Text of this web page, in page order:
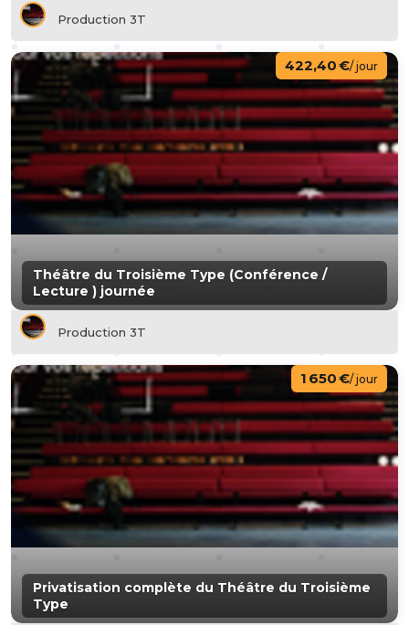
Production 3T
Théâtre du Troisième Type (Conférence /
Lecture ) journée
422,40 €/ jour
Production 3T
Privatisation complète du Théâtre du Troisième
Type
1 650 €/ jour